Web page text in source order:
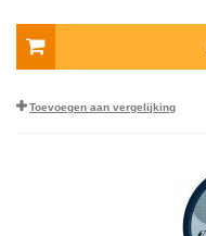
Toevoegen aan vergelijking